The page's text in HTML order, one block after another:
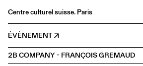
Centre culturel suisse. Paris
Agenda
Librairie
Buvette
ÉVÈNEMENT
2B COMPANY - FRANÇOIS GREMAUD